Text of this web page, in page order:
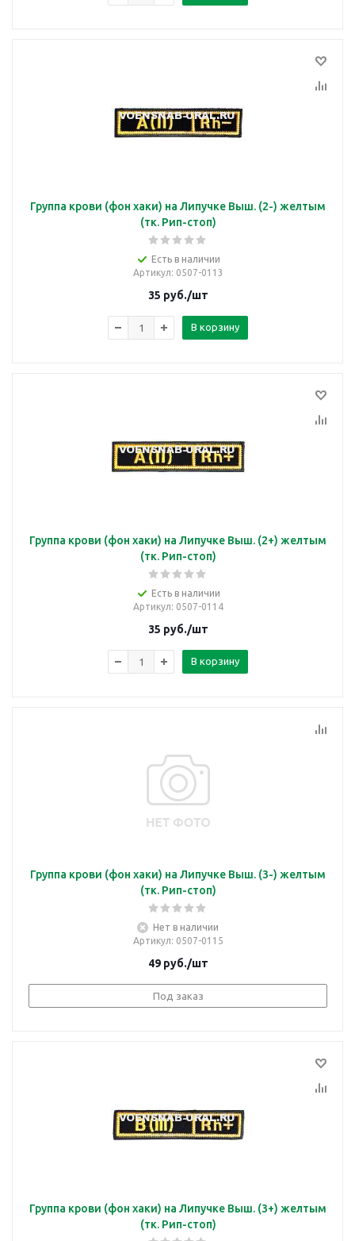
Группа крови (фон хаки) на Липучке Выш. (2-) желтым
(тк. Рип-стоп)
Есть в наличии
Артикул: 0507-0113
35 руб./шт
В корзину
Группа крови (фон хаки) на Липучке Выш. (2+) желтым
(тк. Рип-стоп)
Есть в наличии
Артикул: 0507-0114
35 руб./шт
В корзину
Группа крови (фон хаки) на Липучке Выш. (3-) желтым
(тк. Рип-стоп)
Нет в наличии
Артикул: 0507-0115
49руб./шт
Под заказ
Группа крови (фон хаки) на Липучке Выш. (3+) желтым
(тк. Рип-стоп)